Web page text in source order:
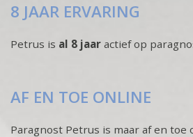
8 JAAR ERVARING
Petrus is al 8 jaar actief op
AF EN TOE ONLINE
Paragnost Petrus is maar af en toe